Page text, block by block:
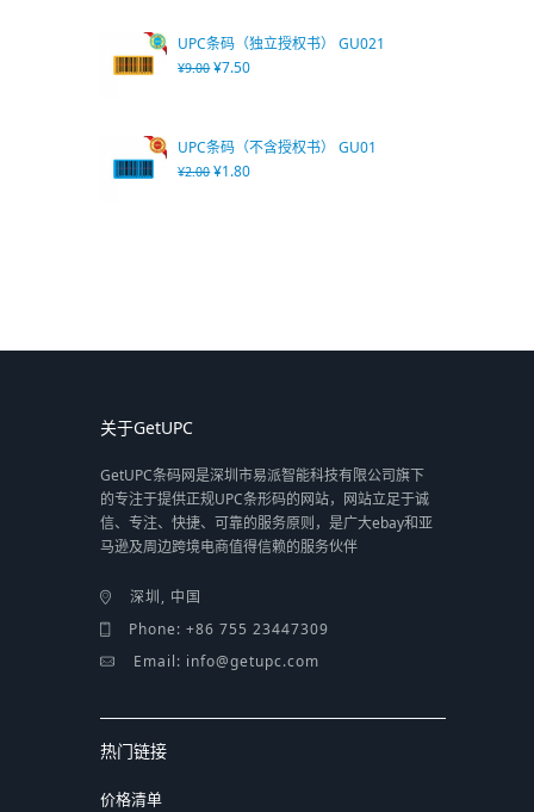
UPC条码（独立授权书） GU021
¥9.00 ¥7.50
UPC条码（不含授权书） GU01
¥2.00 ¥1.80
关于GetUPC
GetUPC条码网是深圳市易派智能科技有限公司旗下
的专注于提供正规UPC条形码的网站，网站立足于诚
信、专注、快捷、可靠的服务原则，是广大ebay和亚
马逊及周边跨境电商值得信赖的服务伙伴
深圳, 中国
Phone: +86 755 23447309
Email: info@getupc.com
热门链接
价格清单